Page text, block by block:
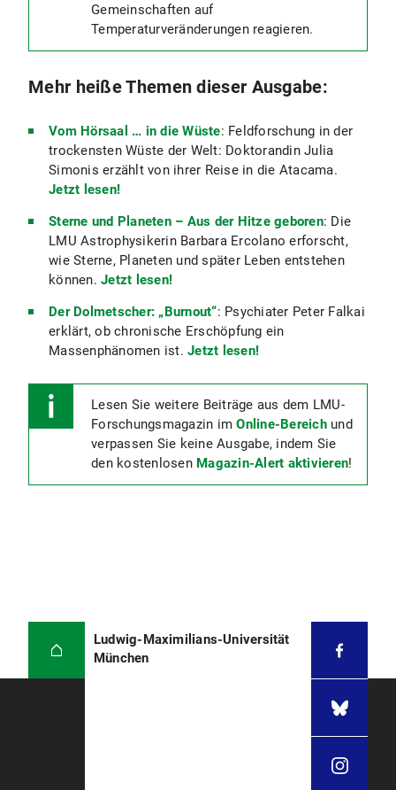
Gemeinschaften auf
Temperaturveränderungen reagieren.
Mehr heiße Themen dieser Ausgabe:
Vom Hörsaal … in die Wüste: Feldforschung in der
trockensten Wüste der Welt: Doktorandin Julia
Simonis erzählt von ihrer Reise in die Atacama.
Jetzt lesen!
Sterne und Planeten – Aus der Hitze geboren: Die
LMU Astrophysikerin Barbara Ercolano erforscht,
wie Sterne, Planeten und später Leben entstehen
können. Jetzt lesen!
Der Dolmetscher: „Burnout“: Psychiater Peter Falkai
erklärt, ob chronische Erschöpfung ein
Massenphänomen ist. Jetzt lesen!
Lesen Sie weitere Beiträge aus dem LMU-
Forschungsmagazin imOnline-Bereichund
verpassen Sie keine Ausgabe, indem Sie
den kostenlosen Magazin-Alert aktivieren!
Ludwig-Maximilians-Universität
München